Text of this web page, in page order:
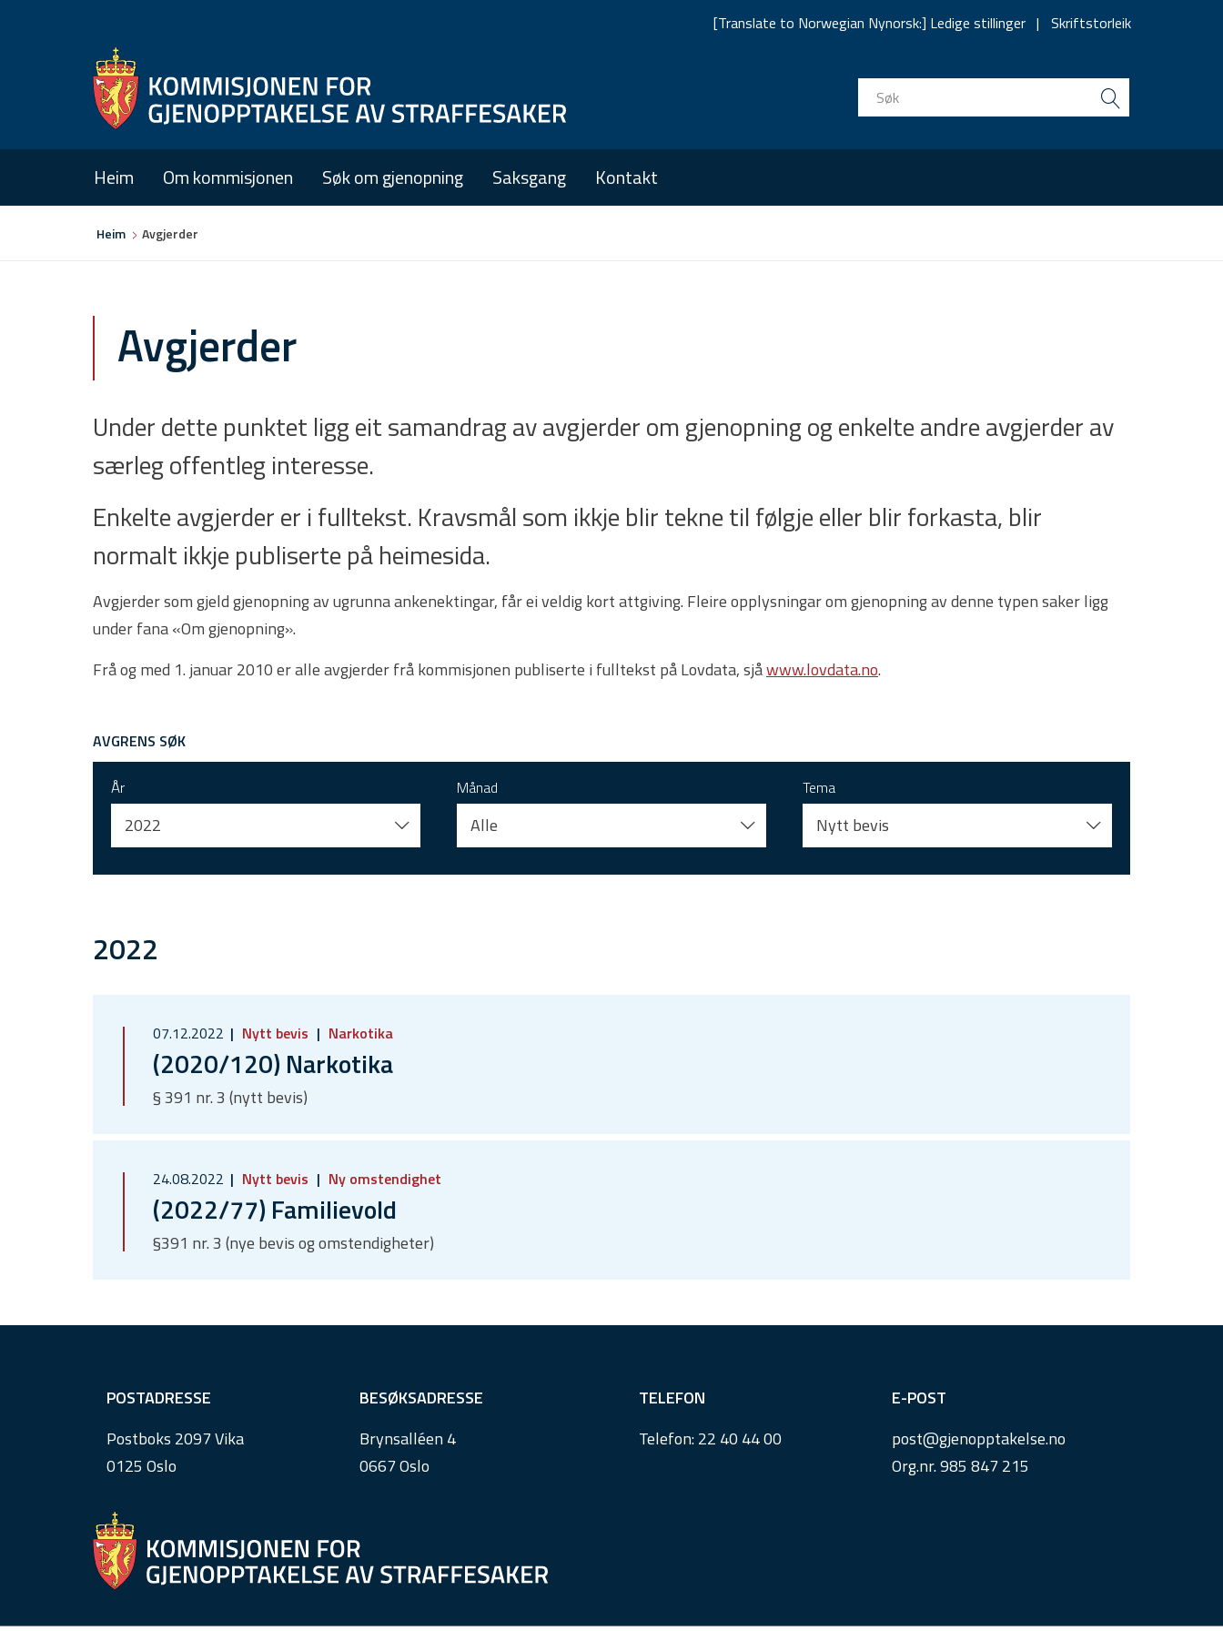
[Translate to Norwegian Nynorsk:] Ledige stillinger Skriftstorleik
Heim Om kommisjonen Søk om gjenopning Saksgang Kontakt
Heim Avgjerder
Avgjerder
Under dette punktet ligg eit samandrag av avgjerder om gjenopning og enkelte andre avgjerder av
særleg offentleg interesse.
Enkelte avgjerder er i fulltekst. Kravsmål som ikkje blir tekne til følgje eller blir forkasta, blir
normalt ikkje publiserte på heimesida.
Avgjerder som gjeld gjenopning av ugrunna ankenektingar, får ei veldig kort attgiving. Fleire opplysningar om gjenopning av denne typen saker ligg
under fana «Om gjenopning».
Frå og med 1. januar 2010 er alle avgjerder frå kommisjonen publiserte i fulltekst på Lovdata, sjåwww.lovdata.no.
AVGRENS SØK
År
2022
Månad
Alle
Tema
Nytt bevis
2022
07.12.2022 Nytt bevis Narkotika
(2020/120) Narkotika
§ 391 nr. 3 (nytt bevis)
24.08.2022 Nytt bevis Ny omstendighet
(2022/77) Familievold
§391 nr. 3 (nye bevis og omstendigheter)
POSTADRESSE
Postboks 2097 Vika
0125 Oslo
BESØKSADRESSE
Brynsalléen 4
0667 Oslo
TELEFON
Telefon:22 40 44 00
E-POST
post@gjenopptakelse.no
Org.nr. 985 847 215